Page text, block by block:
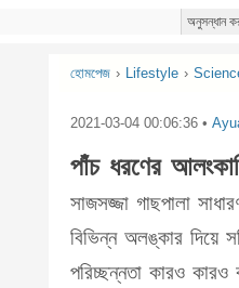
অনুসন্ধান
হোমপেজ › Lifestyle ›
2021-03-04 00:06:36 •
পাঁচ ধরণের
সাজসজ্জা গাছপালা
বিভিন্ন অলঙ্কার দিয়ে
পরিচ্ছন্নতা কারও